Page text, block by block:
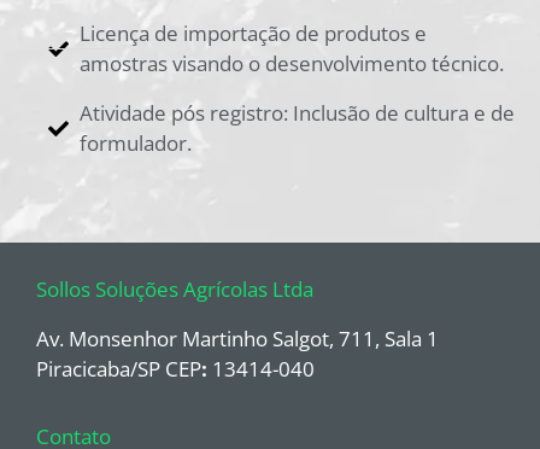
Licença de importação de produtos e
amostras visando o desenvolvimento técnico.
Atividade pós registro: Inclusão de cultura e de
formulador.
Sollos Soluções Agrícolas Ltda
Av. Monsenhor Martinho Salgot, 711, Sala 1
Piracicaba/SP CEP: 13414-040
Contato